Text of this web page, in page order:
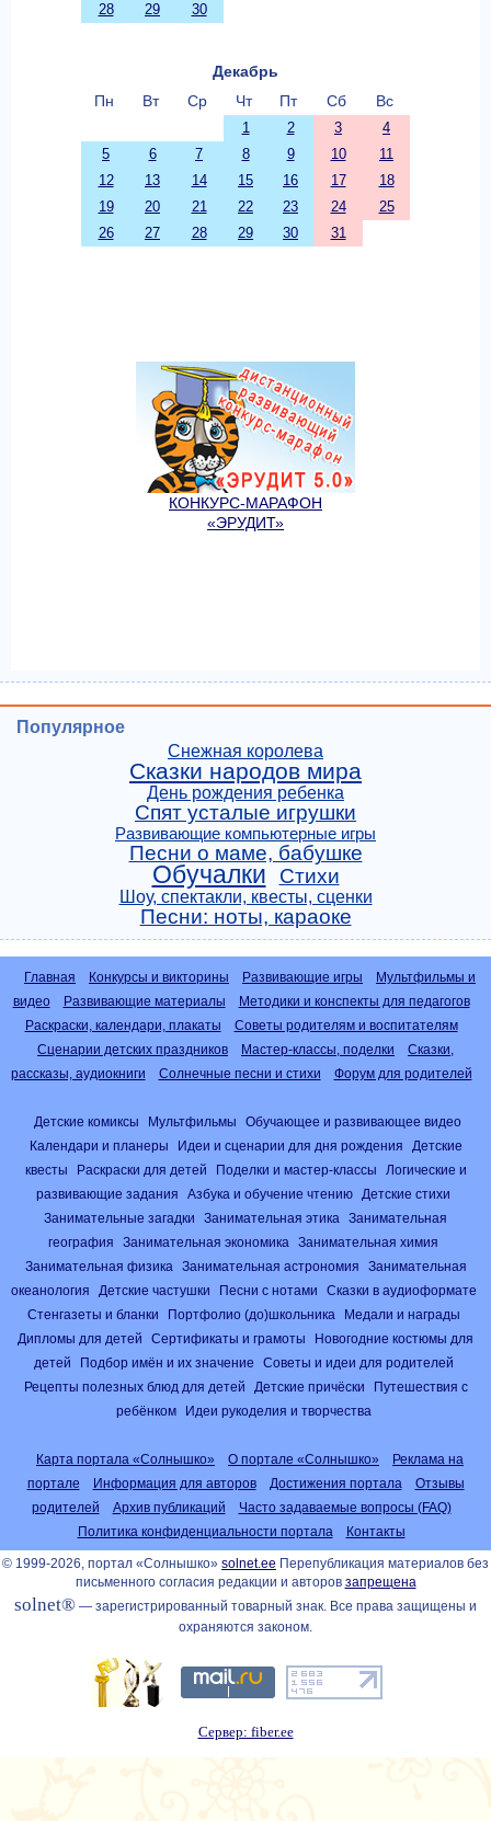
28
29 30
Декабрь
Пн
Вт Ср Чт Пт Сб Вс
1 2 3
4
5
6 7 8 9 10
11
12
13 14 15 16 17
18
19
20 21 22 23 24
25
26
27 28 29 30 31
КОНКУРС-МАРАФОН
«ЭРУДИТ»
Популярное
Снежная королева
Сказки народов мира
День рождения ребенка
Спят усталые игрушки
Развивающие компьютерные игры
Песни о маме, бабушке
Обучалки Стихи
Шоу, спектакли, квесты, сценки
Песни: ноты, караоке
Главная Конкурсы и викторины Развивающие игры
Мультфильмы и
видео
Развивающие материалы
Методики и конспекты для педагогов
Раскраски, календари, плакаты
Советы родителям и воспитателям
Сценарии детских праздников
Мастер-классы, поделки
Сказки,
рассказы, аудиокниги
Солнечные песни и стихи Форум для родителей
Детские комиксы Мультфильмы
Обучающее и развивающее видео
Календари и планеры
Идеи и сценарии для дня рождения
Детские
квесты
Раскраски для детей Поделки и мастер-классы
Логические и
развивающие задания
Азбука и обучение чтению
Детские стихи
Занимательные загадки
Занимательная этика
Занимательная
география
Занимательная экономика
Занимательная химия
Занимательная физика
Занимательная астрономия
Занимательная
океанология
Детские частушки Песни с нотами
Сказки в аудиоформате
Стенгазеты и бланки
Портфолио (до)школьника
Медали и награды
Дипломы для детей
Сертификаты и грамоты
Новогодние костюмы для
детей
Подбор имён и их значение
Советы и идеи для родителей
Рецепты полезных блюд для детей
Детские причёски
Путешествия с
ребёнком
Идеи рукоделия и творчества
Карта портала «Солнышко» О портале «Солнышко»
Реклама на
портале
Информация для авторов Достижения портала
Отзывы
родителей
Архив публикаций
Часто задаваемые вопросы (FAQ)
Политика конфиденциальности портала
Контакты
© 1999-2026, портал «Солнышко» solnet.ee Перепубликация материалов без
письменного согласия редакции и авторов запрещена
solnet® — зарегистрированный товарный знак. Все права защищены и
охраняются законом.
Сервер: fiber.ee